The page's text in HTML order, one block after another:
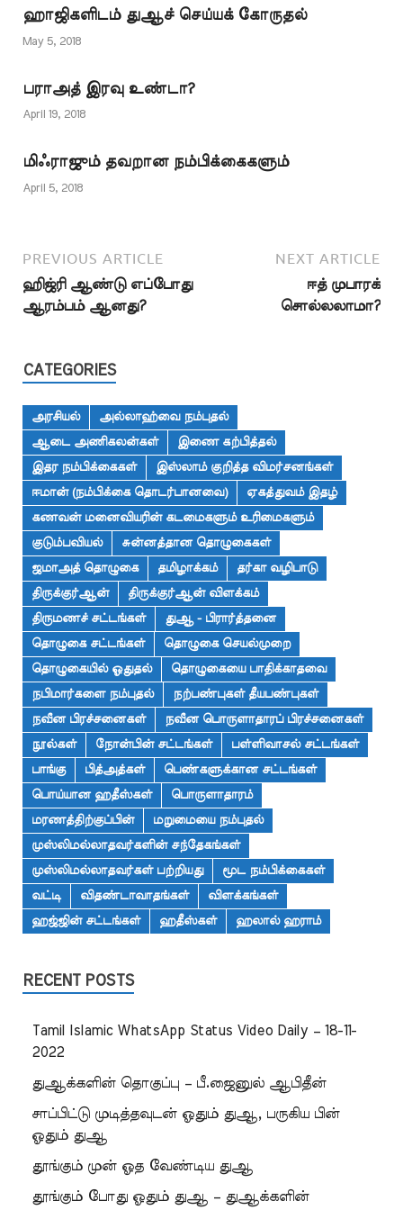
வணக்கங்கள்
திருக்குர்ஆனில்
கூறப்பட்டுள்ளன. ஒரு
நெருங்கலாம் என்று எந்த
இடத்திலும்
கூறப்படவில்லை. வஸீலா
கிடையாது.
அல்லாஹ்விடம்…
ஹாஜிகளிடம் துஆச் செய்யக் கோருதல்
May 5, 2018
பராஅத் இரவு உண்டா?
April 19, 2018
மிஃராஜும் தவறான நம்பிக்கைகளும்
April 5, 2018
PREVIOUS ARTICLE
ஹிஜ்ரி ஆண்டு எப்போது
ஆரம்பம் ஆனது?
NEXT ARTICLE
ஈத் முபாரக்
சொல்லலாமா?
CATEGORIES
அரசியல்
அல்லாஹ்வை நம்புதல்
ஆடை அணிகலன்கள்
இணை கற்பித்தல்
இதர நம்பிக்கைகள்
இஸ்லாம் குறித்த விமர்சனங்கள்
ஈமான் (நம்பிக்கை தொடர்பானவை)
ஏகத்துவம் இதழ்
கணவன் மனைவியரின் கடமைகளும் உரிமைகளும்
குடும்பவியல்
சுன்னத்தான தொழுகைகள்
ஜமாஅத் தொழுகை
தமிழாக்கம்
தர்கா வழிபாடு
திருக்குர்ஆன்
திருக்குர்ஆன் விளக்கம்
திருமணச் சட்டங்கள்
துஆ - பிரார்த்தனை
தொழுகை சட்டங்கள்
தொழுகை செயல்முறை
தொழுகையில் ஓதுதல்
தொழுகையை பாதிக்காதவை
நபிமார்களை நம்புதல்
நற்பண்புகள் தீயபண்புகள்
நவீன பிரச்சனைகள்
நவீன பொருளாதாரப் பிரச்சனைகள்
நூல்கள்
நோன்பின் சட்டங்கள்
பள்ளிவாசல் சட்டங்கள்
பாங்கு
பித்அத்கள்
பெண்களுக்கான சட்டங்கள்
பொய்யான ஹதீஸ்கள்
பொருளாதாரம்
மரணத்திற்குப்பின்
மறுமையை நம்புதல்
முஸ்லிமல்லாதவர்களின் சந்தேகங்கள்
முஸ்லிமல்லாதவர்கள் பற்றியது
மூட நம்பிக்கைகள்
வட்டி
விதண்டாவாதங்கள்
விளக்கங்கள்
ஹஜ்ஜின் சட்டங்கள்
ஹதீஸ்கள் ஹலால் ஹராம்
RECENT POSTS
Tamil Islamic WhatsApp Status Video Daily – 18-11-
2022
துஆக்களின் தொகுப்பு – பீ.ஜைனுல் ஆபிதீன்
சாப்பிட்டு முடித்தவுடன் ஓதும் துஆ, பருகிய பின்
ஓதும் துஆ
தூங்கும் முன் ஓத வேண்டிய துஆ
தூங்கும் போது ஓதும் துஆ – துஆக்களின்